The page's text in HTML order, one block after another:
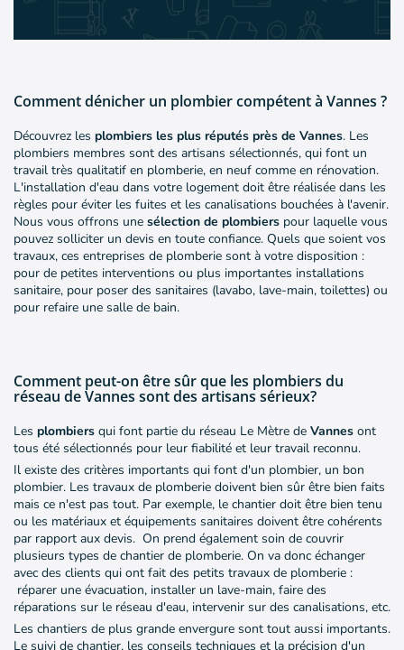
Comment dénicher un plombier compétent à Vannes ?
Découvrez les plombiers les plus réputés près de Vannes. Les
plombiers membres sont des artisans sélectionnés, qui font un
travail très qualitatif en plomberie, en neuf comme en rénovation.
L'installation d'eau dans votre logement doit être réalisée dans les
règles pour éviter les fuites et les canalisations bouchées à l'avenir.
Nous vous offrons une sélection de plombiers pour laquelle vous
pouvez solliciter un devis en toute confiance. Quels que soient vos
travaux, ces entreprises de plomberie sont à votre disposition :
pour de petites interventions ou plus importantes installations
sanitaire, pour poser des sanitaires (lavabo, lave-main, toilettes) ou
pour refaire une salle de bain.
Comment peut-on être sûr que les plombiers du
réseau de Vannes sont des artisans sérieux?
Les plombiers qui font partie du réseau Le Mètre de Vannes ont
tous été sélectionnés pour leur fiabilité et leur travail reconnu.
Il existe des critères importants qui font d'un plombier, un bon
plombier. Les travaux de plomberie doivent bien sûr être bien faits
mais ce n'est pas tout. Par exemple, le chantier doit être bien tenu
ou les matériaux et équipements sanitaires doivent être cohérents
par rapport aux devis. On prend également soin de couvrir
plusieurs types de chantier de plomberie. On va donc échanger
avec des clients qui ont fait des petits travaux de plomberie :
réparer une évacuation, installer un lave-main, faire des
réparations sur le réseau d'eau, intervenir sur des canalisations, etc.
Les chantiers de plus grande envergure sont tout aussi importants.
Le suivi de chantier, les conseils techniques et la précision d'un